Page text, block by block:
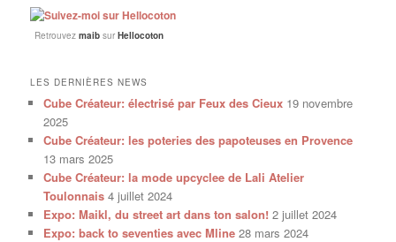
Retrouvezmaib surHellocoton
LES DERNIÈRES NEWS
Cube Créateur: électrisé par Feux des Cieux 19 novembre
2025
Cube Créateur: les poteries des papoteuses en Provence
13 mars 2025
Cube Créateur: la mode upcyclee de Lali Atelier
Toulonnais 4 juillet 2024
Expo: Maikl, du street art dans ton salon! 2 juillet 2024
Expo: back to seventies avec Mline 28 mars 2024